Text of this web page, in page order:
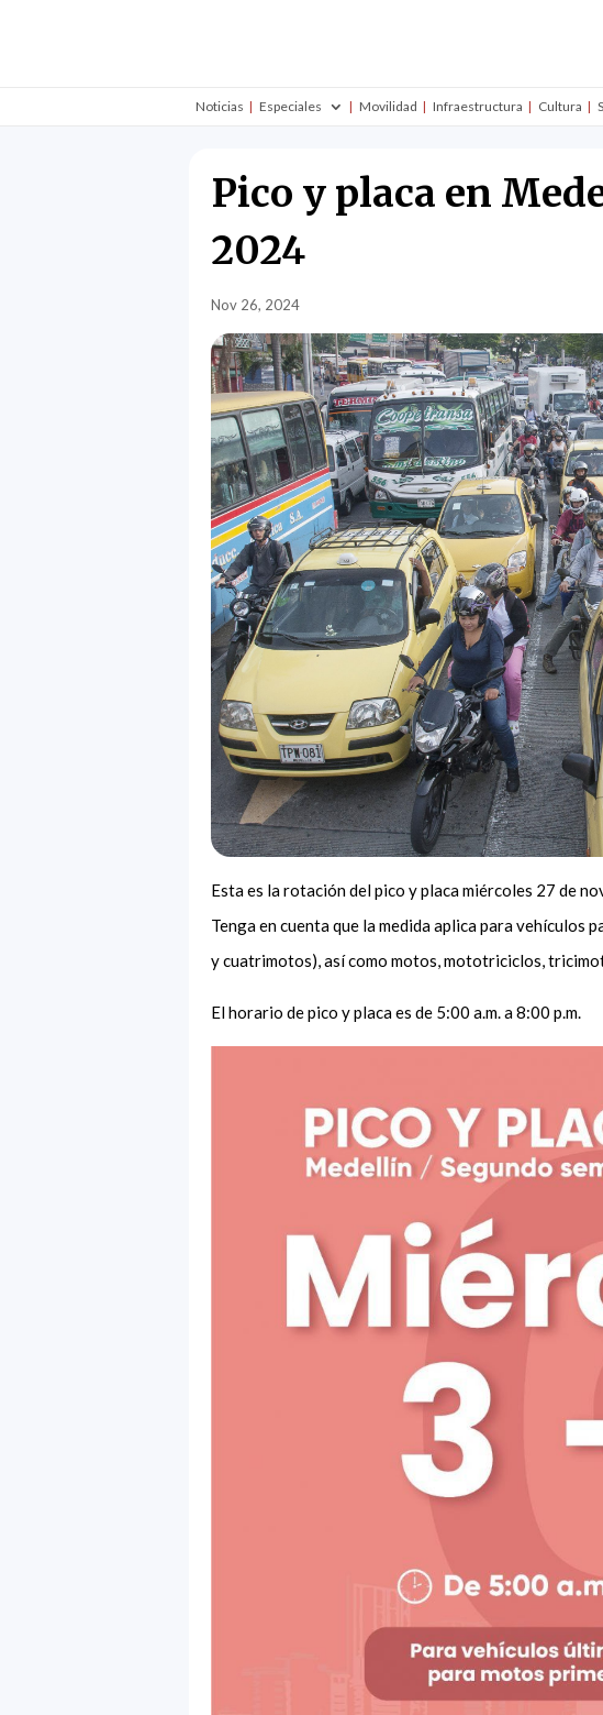
Noticias Especiales Movilidad Infraestructura Cultura
Pico y placa en
2024
Nov 26, 2024
Esta es la rotación del pico y placa miércoles 27 de
Tenga en cuenta que la medida aplica para
y cuatrimotos), así como motos, mototriciclos,
El horario de pico y placa es de 5:00 a.m. a 8:00 p.m.